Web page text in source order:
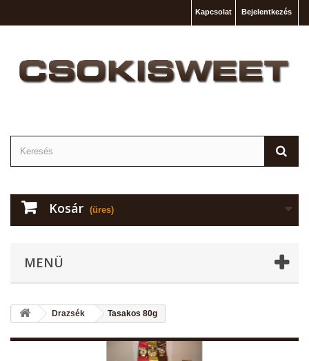
Bejelentkezés
Kapcsolat
Kosár (üres)
MENÜ
Drazsék Tasakos 80g